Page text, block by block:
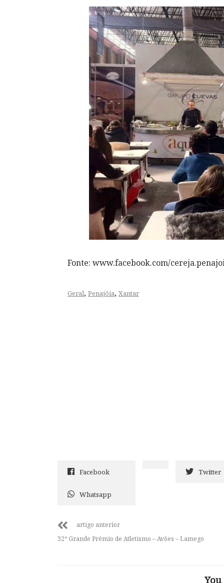
Fonte: www.facebook.com/
Geral, Penajóia, Xantar
Facebook Twitter
Whatsapp
artigo anterior
32º Grande Prémio de Atletismo – Avões – Lamego